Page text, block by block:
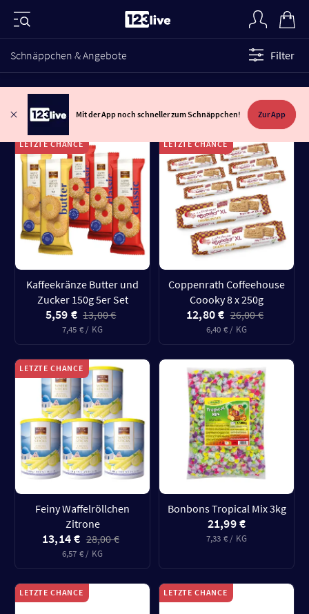
Schnäppchen & Angebote Filter
Mit der App noch schneller zum Schnäppchen! Zur App
LETZTE CHANCE
Kaffeekränze Butter und
Zucker 150g 5er Set
5,59 € 13,00 €
7,45 € / KG
LETZTE CHANCE
Coppenrath Coffeehouse
Coooky 8 x 250g
12,80 € 26,00 €
6,40 € / KG
LETZTE CHANCE
Feiny Waffelröllchen
Zitrone
13,14 € 28,00 €
6,57 € / KG
Bonbons Tropical Mix 3kg
21,99 €
7,33 € / KG
LETZTE CHANCE LETZTE CHANCE